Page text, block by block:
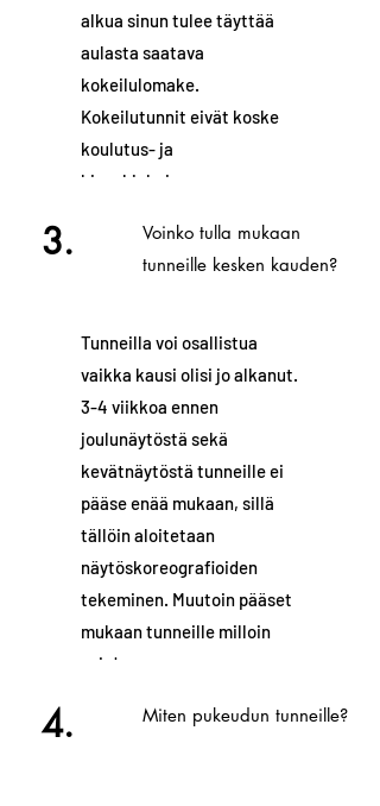
alkua sinun tulee täyttää
aulasta saatava
kokeilulomake.
Kokeilutunnit eivät koske
koulutus- ja
kisaohjelmiamme.
3.
Voinko tulla mukaan
tunneille kesken kauden?
Tunneilla voi osallistua
vaikka kausi olisi jo alkanut.
3-4 viikkoa ennen
joulunäytöstä sekä
kevätnäytöstä tunneille ei
pääse enää mukaan, sillä
tällöin aloitetaan
näytöskoreografioiden
tekeminen. Muutoin pääset
mukaan tunneille milloin
vain!
4. Miten pukeudun tunneille?